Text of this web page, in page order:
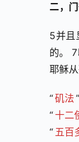
二，
5并且
的。
耶稣
“矶法
“十二
“ 五百